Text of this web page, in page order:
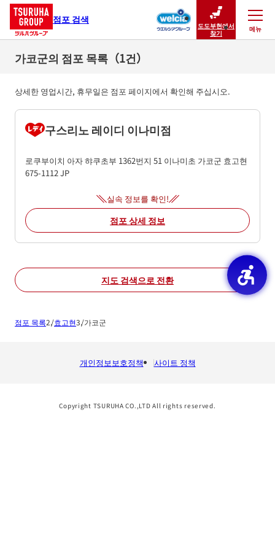
점포 검색
도도부현에서
찾기
메뉴
닫기
가코군의 점포 목록（1건）
상세한 영업시간, 휴무일은 점포 페이지에서 확인해 주십시오.
구스리노 레이디 이나미점
로쿠부이치 아자 햐쿠초부 1362번지 51 이나미초 가코군 효고현
675-1112JP
실속 정보를 확인!
점포 상세 정보
지도 검색으로 전환
점포 목록 효고현 가코군
개인정보보호정책 사이트 정책
Copyright TSURUHA CO.,LTD All rights reserved.